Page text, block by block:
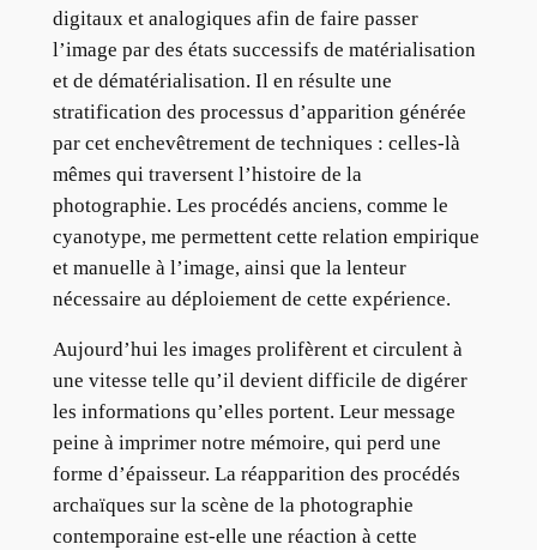
digitaux et analogiques afin de faire passer
l’image par des états successifs de matérialisation
et de dématérialisation. Il en résulte une
stratification des processus d’apparition générée
par cet enchevêtrement de techniques : celles-là
mêmes qui traversent l’histoire de la
photographie. Les procédés anciens, comme le
cyanotype, me permettent cette relation empirique
et manuelle à l’image, ainsi que la lenteur
nécessaire au déploiement de cette expérience.
Aujourd’hui les images prolifèrent et circulent à
une vitesse telle qu’il devient difficile de digérer
les informations qu’elles portent. Leur message
peine à imprimer notre mémoire, qui perd une
forme d’épaisseur. La réapparition des procédés
archaïques sur la scène de la photographie
contemporaine est-elle une réaction à cette